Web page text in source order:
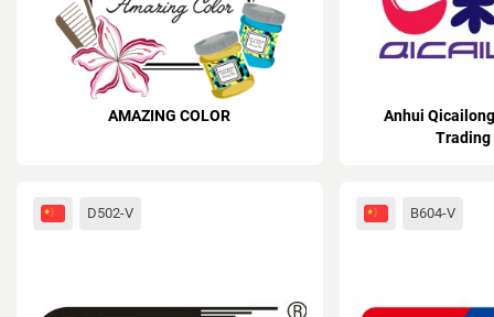
AMAZING COLOR
Anhui
Trading
D502-V B604-V